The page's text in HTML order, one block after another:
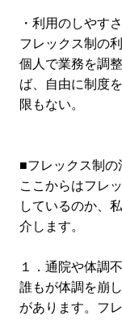
・利用のしやす
フレックス制の
個人で業務を調
ば、自由に制度
限もない。
■フレックス制の
ここからはフレ
しているのか、
介します。
１．通院や体調
誰もが体調を崩
があります。フ